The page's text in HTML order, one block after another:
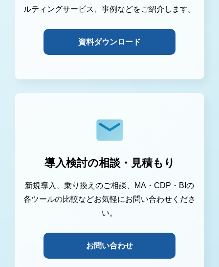
ルティングサービス、事例などをご紹介します。
資料ダウンロード
導入検討の相談・見積もり
新規導入、乗り換えのご相談、MA・CDP・BIの
各ツールの比較などお気軽にお問い合わせくださ
い。
お問い合わせ